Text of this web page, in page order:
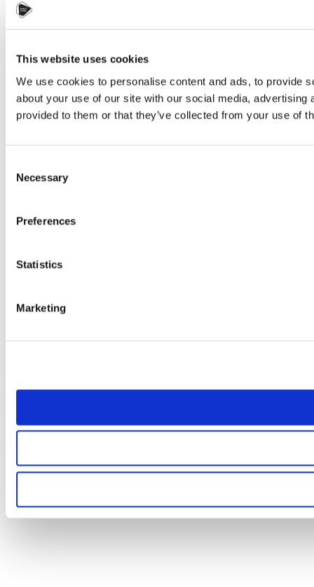
This website uses cookies
We use cookies to personalise content and ads, to provide
about your use of our site with our social media,
provided to them or that they’ve collected from your use of
Selection
Necessary
Preferences
Statistics
Marketing